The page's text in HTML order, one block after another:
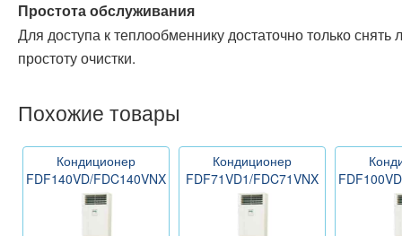
Простота обслуживания
Для доступа к теплообменнику достаточно только
простоту очистки.
Похожие товары
Кондиционер
FDF140VD/FDC140VNX
Кондиционер
FDF71VD1/FDC71VNX